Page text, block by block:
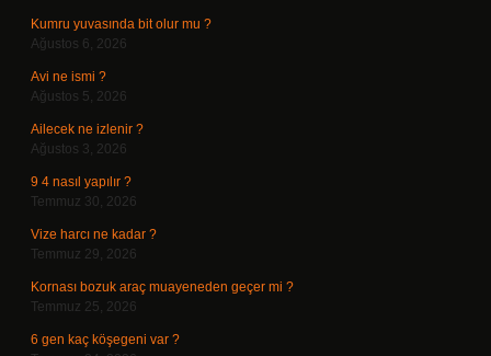
Kumru yuvasında bit olur mu ?
Ağustos 6, 2026
Avi ne ismi ?
Ağustos 5, 2026
Ailecek ne izlenir ?
Ağustos 3, 2026
9 4 nasıl yapılır ?
Temmuz 30, 2026
Vize harcı ne kadar ?
Temmuz 29, 2026
Kornası bozuk araç muayeneden geçer mi ?
Temmuz 25, 2026
6 gen kaç köşegeni var ?